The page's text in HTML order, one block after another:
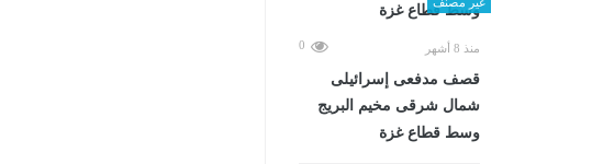
منذ 8 أشهر 0
قصف مدفعى إسرائيلى
شمال شرقى مخيم البريج
وسط قطاع غزة